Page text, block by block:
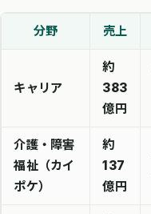
分野 売上
キャリア
約
383
億円
介護・障害
福祉（カイ
ポケ）
約
137
億円